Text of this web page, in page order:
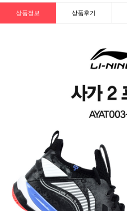
상품정보 상품후기